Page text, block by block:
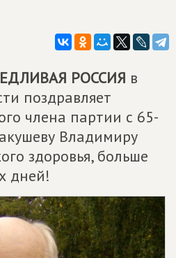
РОССИЯ в
поздравляет
члена партии с 65-
Владимиру
здоровья, больше
дней!